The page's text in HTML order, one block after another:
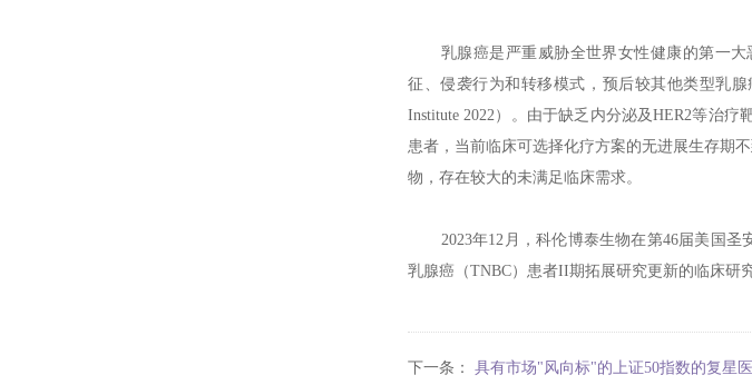
乳腺癌是严重威胁全世界女性健康的第一
征、侵袭行为和转移模式，预后较其他类型乳腺
Institute 2022）。由于缺乏内分泌及HER2等治
患者，当前临床可选择化疗方案的无进展生存期
物，存在较大的未满足临床需求。
2023年12月，科伦博泰生物在第46届美国
乳腺癌（TNBC）患者II期拓展研究更新的临床研
下一条： 具有市场"风向标"的上证50指数的复星